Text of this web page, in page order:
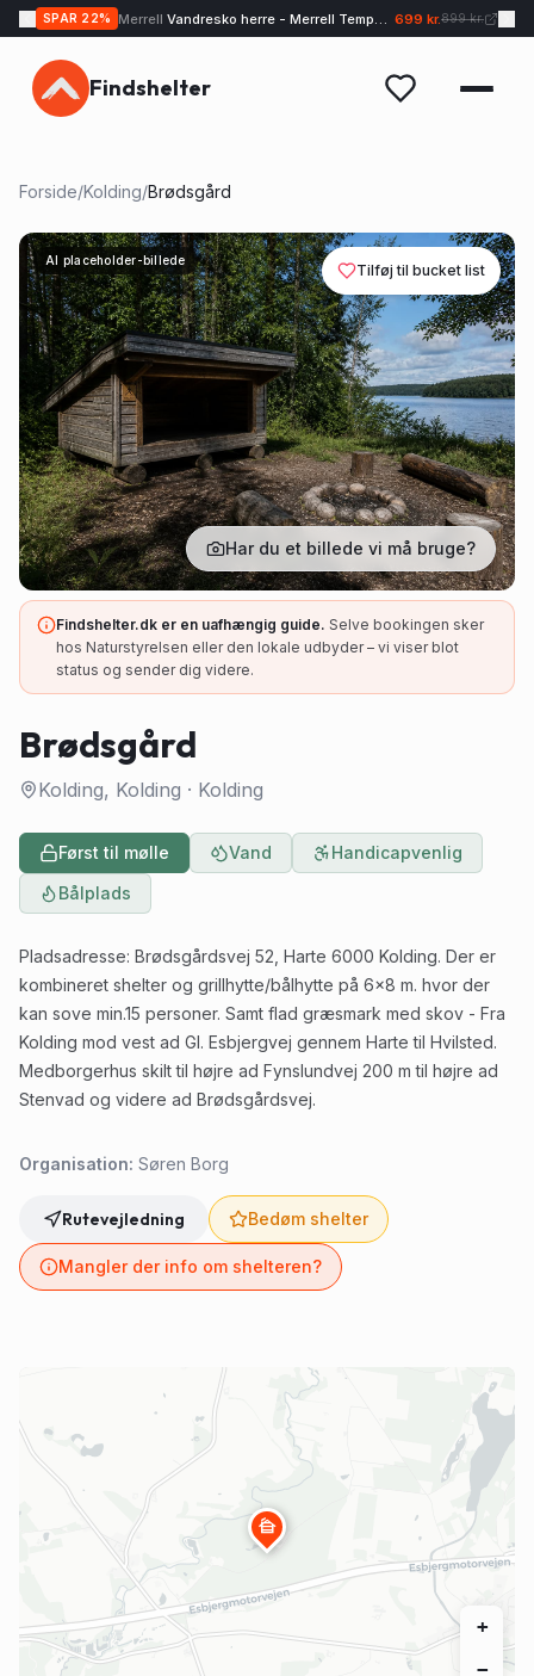
SPAR 22% Merrell Vandresko herre - Merrell Tempo EXP - Sand 699 kr.899 kr.
Findshelter
Forside/Kolding/Brødsgård
AI placeholder-billede
Tilføj til bucket list
Har du et billede vi må bruge?
Findshelter.dk er en uafhængig guide. Selve bookingen sker
hos Naturstyrelsen eller den lokale udbyder – vi viser blot
status og sender dig videre.
Brødsgård
Kolding, Kolding · Kolding
Først til mølle Vand
Handicapvenlig
Bålplads
Pladsadresse: Brødsgårdsvej 52, Harte 6000 Kolding. Der er
kombineret shelter og grillhytte/bålhytte på 6x8 m. hvor der
kan sove min.15 personer. Samt flad græsmark med skov - Fra
Kolding mod vest ad Gl. Esbjergvej gennem Harte til Hvilsted.
Medborgerhus skilt til højre ad Fynslundvej 200 m til højre ad
Stenvad og videre ad Brødsgårdsvej.
Organisation: Søren Borg
Rutevejledning Bedøm shelter
Mangler der info om shelteren?
cabin
+
−